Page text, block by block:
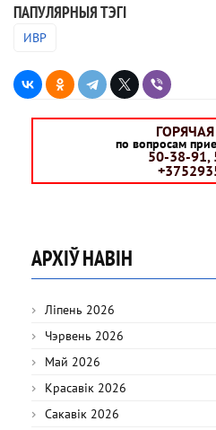
ПАПУЛЯРНЫЯ ТЭГІ
ИВР
по вопросам
50-38-91,
АРХІЎ НАВІН
Ліпень 2026
Чэрвень 2026
Май 2026
Красавік 2026
Сакавік 2026